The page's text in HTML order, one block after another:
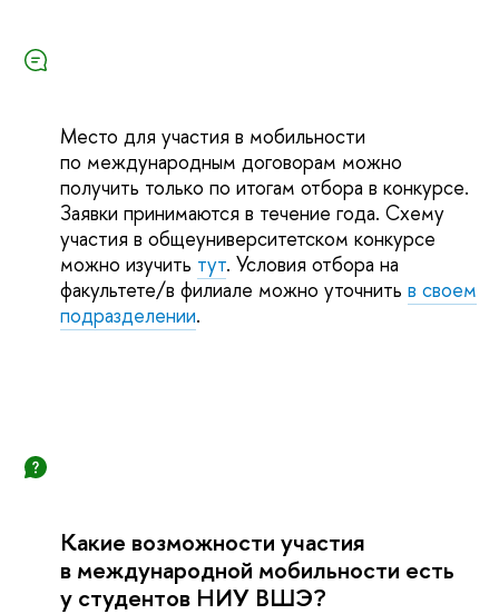
Место для участия в мобильности
по международным договорам можно
получить только по итогам отбора в конкурсе.
Заявки принимаются в течение года. Схему
участия в общеуниверситетском конкурсе
можно изучить тут. Условия отбора на
факультете/в филиале можно уточнить в своем
подразделении.
Какие возможности участия
в международной мобильности есть
у студентов НИУ ВШЭ?